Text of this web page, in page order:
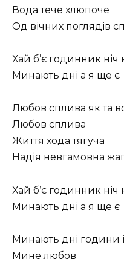
Вода тече хлюпоче
Од вічних поглядів
Хай б’є годинник ніч
Минають дні а я ще є
Любов сплива як та
Любов сплива
Життя хода тягуча
Надія невгамовна
Хай б’є годинник ніч
Минають дні а я ще є
Минають дні години
Мине любов